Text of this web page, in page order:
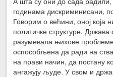
годинама дискриминисани,
Говорим о већини, оној која
политичке структуре.
разумевала њихове
оспособљена да ради на
на прави начин, да постану
ангажују људе. У свом и